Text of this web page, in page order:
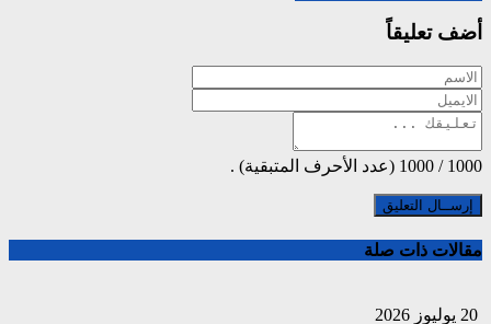
أضف تعليقاً
1000
/
1000 (عدد الأحرف المتبقية) .
مقالات ذات صلة